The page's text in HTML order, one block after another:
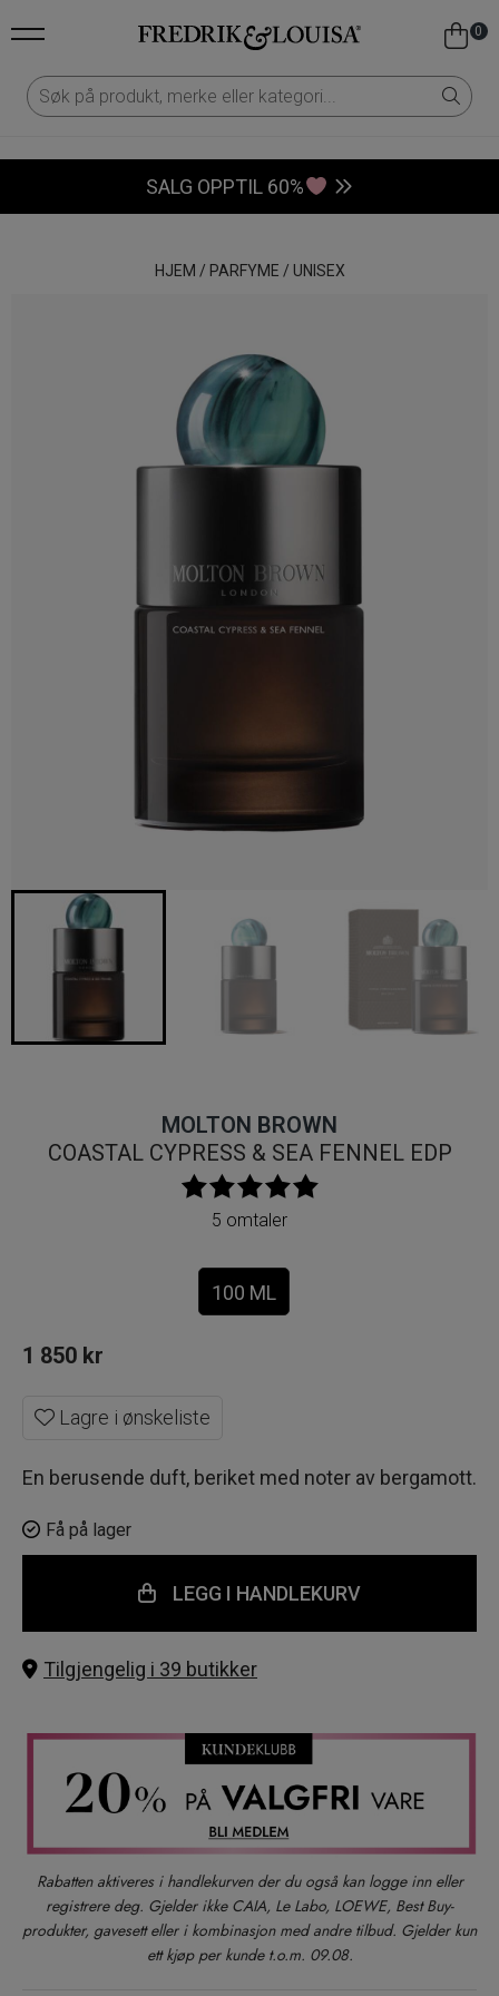
0
SALG OPPTIL 60%
HJEM / PARFYME / UNISEX
MOLTON BROWN
COASTAL CYPRESS & SEA FENNEL EDP
5 omtaler
100 ML
1 850 kr
Lagre i ønskeliste
En berusende duft, beriket med noter av bergamott.
Få på lager
LEGG I HANDLEKURV
Tilgjengelig i 39 butikker
Rabatten aktiveres i handlekurven der du også kan logge inn eller
registrere deg. Gjelder ikke CAIA, Le Labo, LOEWE, Best Buy-
produkter, gavesett eller i kombinasjon med andre tilbud. Gjelder kun
ett kjøp per kunde t.o.m. 09.08.